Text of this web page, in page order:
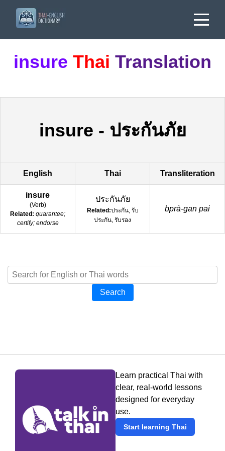
insure Thai Translation
insure - ประกันภัย
English Thai Transliteration
insure
(Verb)
Related: quarantee;
certify; endorse
ประกันภัย
Related:ประกัน, รับ
ประกัน, รับรอง
bprà-gan pai
Search
Learn practical Thai with
clear, real-world lessons
designed for everyday
use.
Start learning Thai